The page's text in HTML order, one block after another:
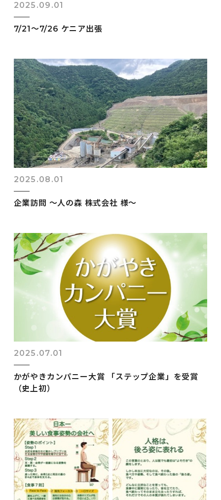
2025.09.01
7/21～7/26 ケニア出張
2025.08.01
企業訪問 ～人の森 株式会社 様～
2025.07.01
かがやきカンパニー大賞 「ステップ企業」を受賞
（史上初）